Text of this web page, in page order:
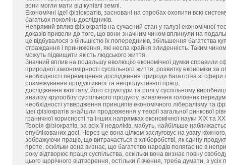
вони могли мати від купівлі землі.
Економічні ідеї фізіократів, засновані на спробах охопити всю
багатьох поколінь дослідників.
Непрямий вплив фізіократів на сучасний стан у галузі економічної
доказів привели до того, що вони значним чином вплинули на
це відбувалося з більшістю їх попередників, збільшення багатства
страждання і приниження, які несла крайня злиденність. Таким
можуть підвищити якість людського життя.
Значний вплив на подальшу еволюцію економічної думки справили
природної закономірності суспільного життя, розвитку економіки за
необхідності переміщення дослідження природи багатства зі сфери
розмежування продуктивної та непродуктивної праці;
дослідження капіталу, його структури та ролі у суспільному
аналізу кругообігу суспільного продукту, виявлення головних
необхідності утвердження принципів економічного лібералізму та
Ідеї фізіократів знайшли продовження у теорії загальної ринкової
граничної корисності та інших напрямках економічної науки XIX та XX
Теорія фізіократів, за всіх її недоліків, мабуть, найбільше
опублікованих досі. Через це вона цілком заслуговує на увагу
зображуючи працю, що витрачається в хліборобстві, як єдину
проте, оскільки вона визнає, що багатство народів полягає не в
року відтворює праця суспільства, оскільки вона визнає повну
цього щорічного відтворення, остільки її вчення, треба думати, з